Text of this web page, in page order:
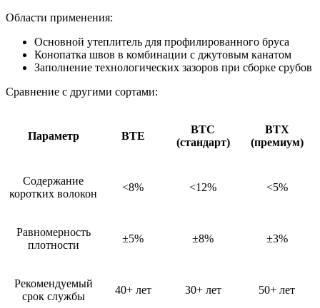
Области применения:
Основной утеплитель для профилированного бруса
Конопатка швов в комбинации с джутовым канатом
Заполнение технологических зазоров при сборке срубов
Сравнение с другими сортами:
Параметр BTE
BTC
(стандарт)
BTX
(премиум)
Содержание
коротких волокон
<8% <12% <5%
Равномерность
плотности
±5% ±8% ±3%
Рекомендуемый
срок службы
40+ лет 30+ лет 50+ лет